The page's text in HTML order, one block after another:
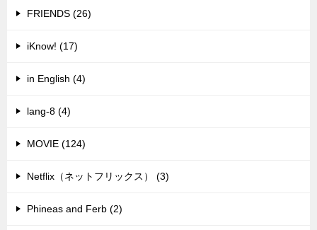
FRIENDS (26)
iKnow! (17)
in English (4)
lang-8 (4)
MOVIE (124)
Netflix（ネットフリックス） (3)
Phineas and Ferb (2)